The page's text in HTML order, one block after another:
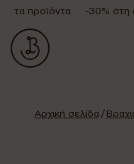
τα προϊόντα -30% στη
Αρχική σελίδα/